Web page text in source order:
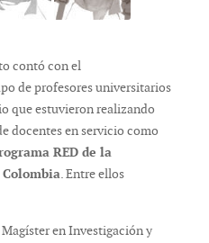
contó con el
de profesores universitarios
que estuvieron realizando
docentes en servicio como
RED de la
. Entre ellos
Magíster en Investigación y